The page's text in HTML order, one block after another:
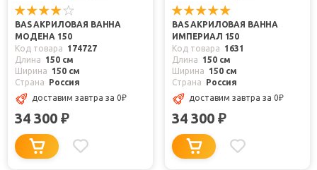
BAS АКРИЛОВАЯ ВАННА
МОДЕНА 150
Код товара
174727
Длина
150 см
Ширина
150 см
Страна
Россия
доставим завтра за 0₽
34 300 ₽
BAS АКРИЛОВАЯ ВАННА
ИМПЕРИАЛ 150
Код товара
1631
Длина
150 см
Ширина
150 см
Страна
Россия
доставим завтра за 0₽
34 300 ₽